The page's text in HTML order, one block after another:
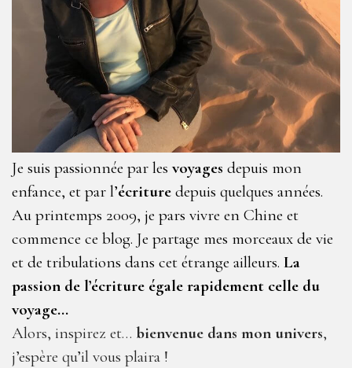
Je suis passionnée par les voyages depuis mon
enfance, et par l’écriture depuis quelques années.
Au printemps 2009, je pars vivre en Chine et
commence ce blog. Je partage mes morceaux de vie
et de tribulations dans cet étrange ailleurs. La
passion de l’écriture égale rapidement celle du
voyage…
Alors, inspirez et… bienvenue dans mon univers,
j’espère qu’il vous plaira !